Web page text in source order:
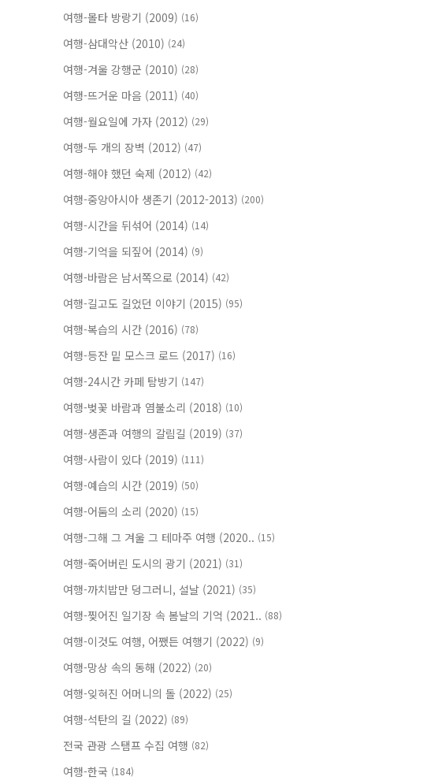
여행-몰타 방랑기 (2009) (16)
여행-삼대악산 (2010) (24)
여행-겨울 강행군 (2010) (28)
여행-뜨거운 마음 (2011) (40)
여행-월요일에 가자 (2012) (29)
여행-두 개의 장벽 (2012) (47)
여행-해야 했던 숙제 (2012) (42)
여행-중앙아시아 생존기 (2012-2013) (200)
여행-시간을 뒤섞어 (2014) (14)
여행-기억을 되짚어 (2014) (9)
여행-바람은 남서쪽으로 (2014) (42)
여행-길고도 길었던 이야기 (2015) (95)
여행-복습의 시간 (2016) (78)
여행-등잔 밑 모스크 로드 (2017) (16)
여행-24시간 카페 탐방기 (147)
여행-벚꽃 바람과 염불소리 (2018) (10)
여행-생존과 여행의 갈림길 (2019) (37)
여행-사람이 있다 (2019) (111)
여행-예습의 시간 (2019) (50)
여행-어둠의 소리 (2020) (15)
여행-그해 그 겨울 그 테마주 여행 (2020.. (15)
여행-죽어버린 도시의 광기 (2021) (31)
여행-까치밥만 덩그러니, 설날 (2021) (35)
여행-찢어진 일기장 속 봄날의 기억 (2021.. (88)
여행-이것도 여행, 어쨌든 여행기 (2022) (9)
여행-망상 속의 동해 (2022) (20)
여행-잊혀진 어머니의 돌 (2022) (25)
여행-석탄의 길 (2022) (89)
전국 관광 스탬프 수집 여행 (82)
여행-한국 (184)